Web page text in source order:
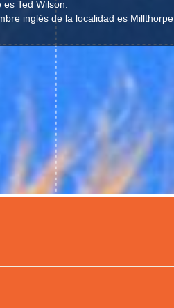
Ted Wilson.
inglés de la localidad es Millthorpe.